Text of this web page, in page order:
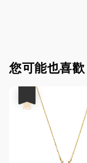
您可能也喜歡